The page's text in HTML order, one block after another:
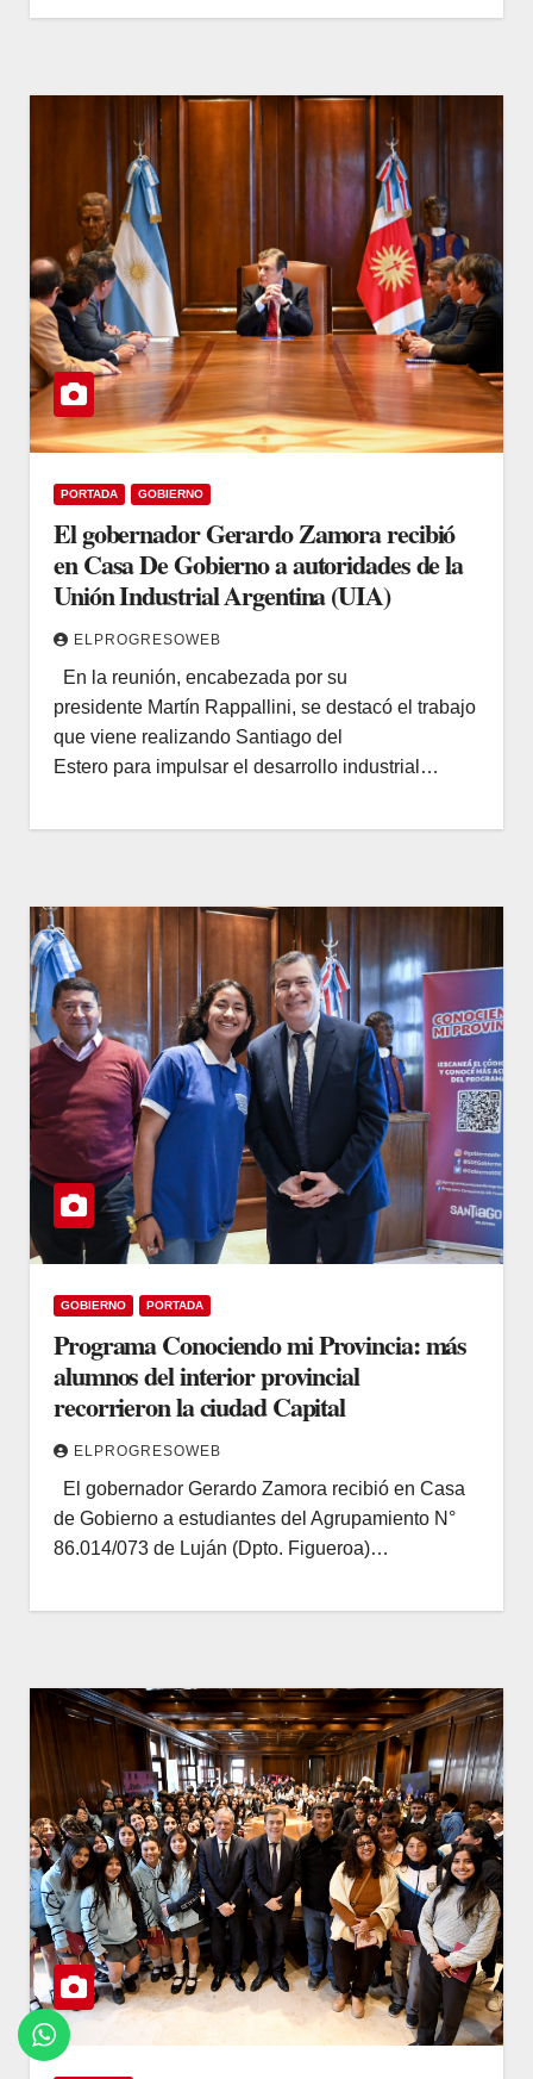
PORTADA GOBIERNO
El gobernador Gerardo Zamora recibió
en Casa De Gobierno a autoridades de la
Unión Industrial Argentina (UIA)
ELPROGRESOWEB
En la reunión, encabezada por su
presidente Martín Rappallini, se destacó el trabajo
que viene realizando Santiago del
Estero para impulsar el desarrollo industrial…
GOBIERNO PORTADA
Programa Conociendo mi Provincia: más
alumnos del interior provincial
recorrieron la ciudad Capital
ELPROGRESOWEB
El gobernador Gerardo Zamora recibió en Casa
de Gobierno a estudiantes del Agrupamiento N°
86.014/073 de Luján (Dpto. Figueroa)…